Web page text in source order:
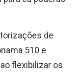
de
510 e
flexibilizar os